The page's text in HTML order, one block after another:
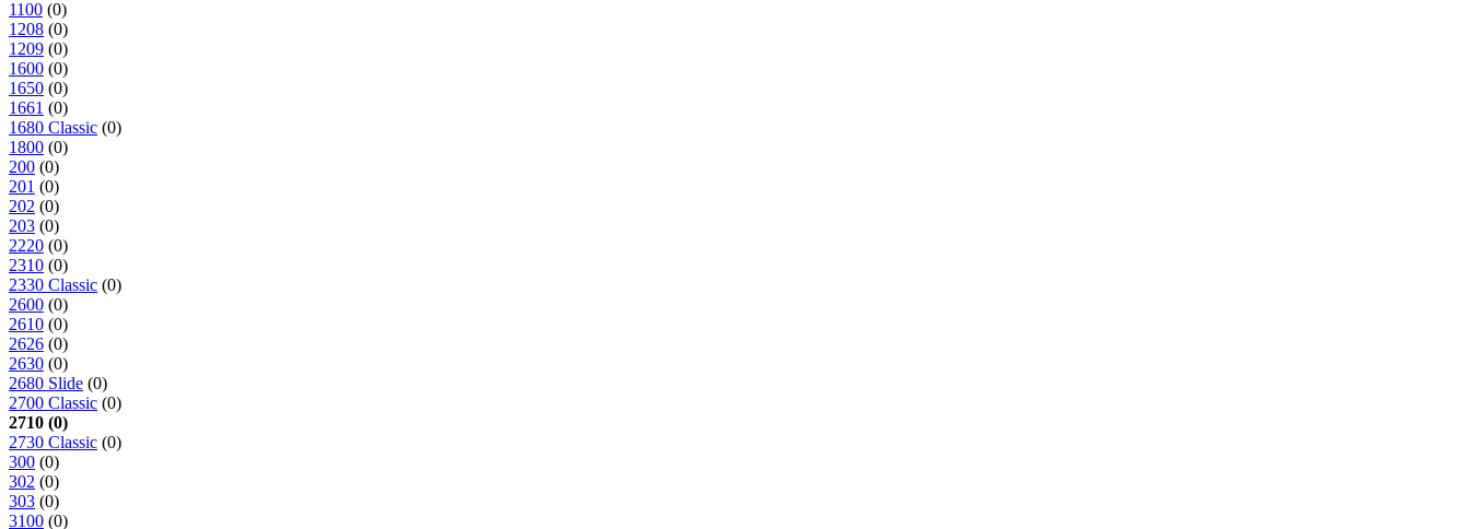
1100 (0)
1208 (0)
1209 (0)
1600 (0)
1650 (0)
1661 (0)
1680 Classic (0)
1800 (0)
200 (0)
201 (0)
202 (0)
203 (0)
2220 (0)
2310 (0)
2330 Classic (0)
2600 (0)
2610 (0)
2626 (0)
2630 (0)
2680 Slide (0)
2700 Classic (0)
2710 (0)
2730 Classic (0)
300 (0)
302 (0)
303 (0)
3100 (0)